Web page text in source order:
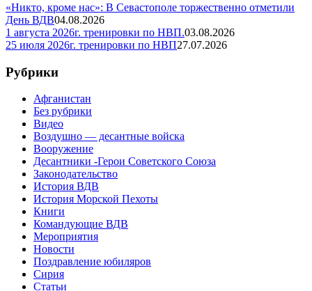
«Никто, кроме нас»: В Севастополе торжественно отметили
День ВДВ04.08.2026
1 августа 2026г. тренировки по НВП.03.08.2026
25 июля 2026г. тренировки по НВП27.07.2026
Рубрики
Афганистан
Без рубрики
Видео
Воздушно — десантные войска
Вооружение
Десантники -Герои Советского Союза
Законодательство
История ВДВ
История Морской Пехоты
Книги
Командующие ВДВ
Мероприятия
Новости
Поздравление юбиляров
Сирия
Статьи